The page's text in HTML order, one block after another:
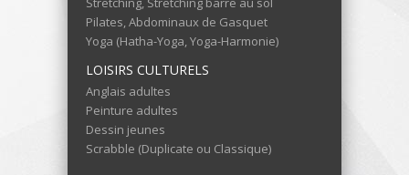
Pilates, Abdominaux de Gasquet
Yoga (Hatha-Yoga, Yoga-Harmonie)
LOISIRS CULTURELS
Anglais adultes
Peinture adultes
Dessin jeunes
Scrabble (Duplicate ou Classique)